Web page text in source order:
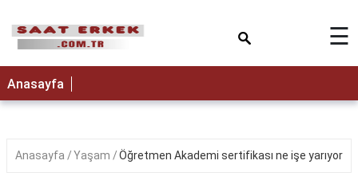
☰
Anasayfa
Anasayfa Yaşam Öğretmen Akademi sertifikası ne işe yarıyor?